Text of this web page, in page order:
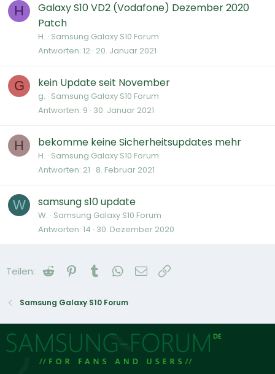
H
Galaxy S10 VD2 (Vodafone) Dezember 2020
Patch
H. Samsung Galaxy S10 Forum
Antworten 12 20. Januar 2021
G kein Update seit November
g. Samsung Galaxy S10 Forum
Antworten 9 30. Januar 2021
H bekomme keine Sicherheitsupdates mehr
H. Samsung Galaxy S10 Forum
Antworten 21 8. Februar 2021
W samsung s10 update
W. Samsung Galaxy S10 Forum
Antworten 14 30. Dezember 2020
Teilen: Reddit Pinterest
Tumblr WhatsApp
E-Mail
Samsung Galaxy S10 Forum